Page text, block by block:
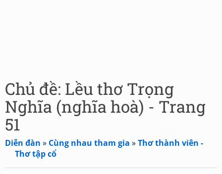
Chủ đề: Lều thơ Trọng
Nghĩa (nghĩa hoà) - Trang
51
Diễn đàn » Cùng nhau tham gia »Thơ thành viên -
Thơ tập cổ